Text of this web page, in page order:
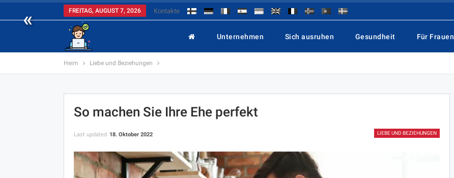
« FREITAG, AUGUST 7, 2026 Kontakte
Unternehmen Sich ausruhen Gesundheit Für Frauen
Heim Liebe und Beziehungen
So machen Sie Ihre Ehe perfekt
LIEBE UND BEZIEHUNGEN
Last updated 18. Oktober 2022